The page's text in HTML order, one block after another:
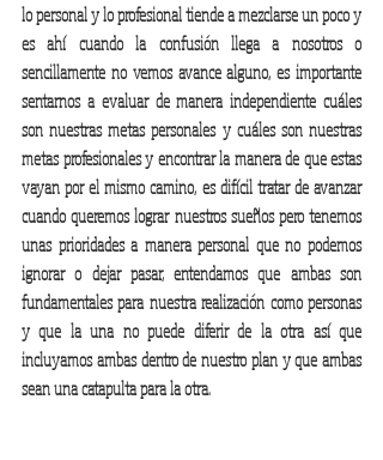
lo personal y lo profesional tiende a mezclarse un poco y
es ahí cuando la confusión llega a nosotros o
sencillamente no vemos avance alguno, es importante
sentarnos a evaluar de manera independiente cuáles
son nuestras metas personales y cuáles son nuestras
metas profesionales y encontrar la manera de que estas
vayan por el mismo camino, es difícil tratar de avanzar
cuando queremos lograr nuestros sueños pero tenemos
unas prioridades a manera personal que no podemos
ignorar o dejar pasar, entendamos que ambas son
fundamentales para nuestra realización como personas
y que la una no puede diferir de la otra así que
incluyamos ambas dentro de nuestro plan y que ambas
sean una catapulta para la otra.